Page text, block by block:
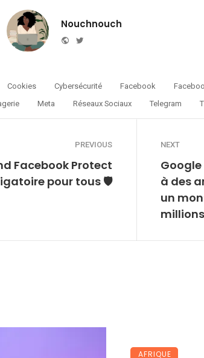
Nouchnouch
Website
Cookies Cybersécurité Facebook
Meta Réseaux Sociaux Telegram
PREVIOUS
Facebook Protect
pour tous 🛡
NEXT
à des
un
AFRIQUE